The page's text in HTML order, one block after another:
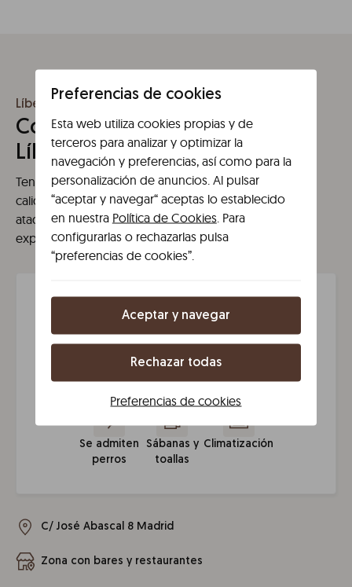
Líbere Madrid Chamberí
Comodidades y servicios en
Líbere Madrid Chamberí
Tenemos lo que necesitas para una estancia de gran
calidad. Una nueva forma de entender el espacio, sin
ataduras ni límites para que disfrutes de la mejor
experiencia.
Comodidades Líbere
Tu móvil es Recepción
24/7
Wi-Fi
Check in
Se admiten
perros
Sábanas y
toallas
Climatización
C/ José Abascal 8 Madrid
Zona con bares y restaurantes
Preferencias de cookies
Esta web utiliza cookies propias y de
terceros para analizar y optimizar la
navegación y preferencias, así como para la
personalización de anuncios. Al pulsar
“aceptar y navegar“ aceptas lo establecido
en nuestra Política de Cookies. Para
configurarlas o rechazarlas pulsa
“preferencias de cookies”.
Aceptar y navegar
Rechazar todas
Preferencias de cookies